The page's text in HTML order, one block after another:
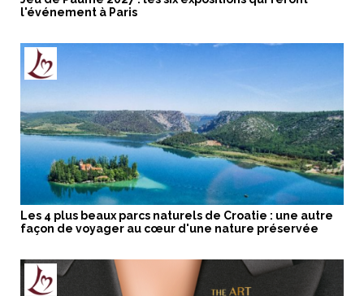
l'événement à Paris
Les 4 plus beaux parcs naturels de Croatie : une autre
façon de voyager au cœur d'une nature préservée